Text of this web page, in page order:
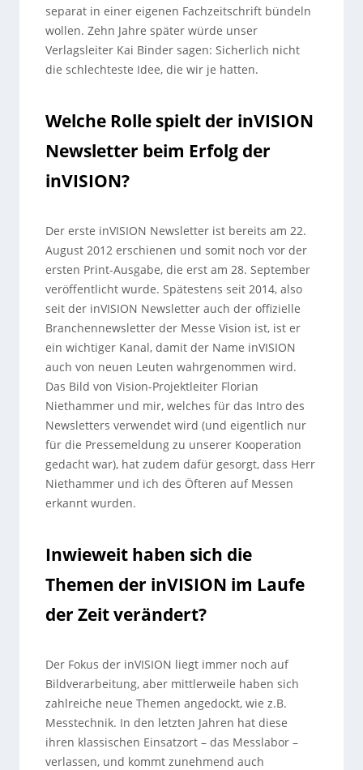
separat in einer eigenen Fachzeitschrift bündeln
wollen. Zehn Jahre später würde unser
Verlagsleiter Kai Binder sagen: Sicherlich nicht
die schlechteste Idee, die wir je hatten.
Welche Rolle spielt der inVISION
Newsletter beim Erfolg der
inVISION?
Der erste inVISION Newsletter ist bereits am 22.
August 2012 erschienen und somit noch vor der
ersten Print-Ausgabe, die erst am 28. September
veröffentlicht wurde. Spätestens seit 2014, also
seit der inVISION Newsletter auch der offizielle
Branchennewsletter der Messe Vision ist, ist er
ein wichtiger Kanal, damit der Name inVISION
auch von neuen Leuten wahrgenommen wird.
Das Bild von Vision-Projektleiter Florian
Niethammer und mir, welches für das Intro des
Newsletters verwendet wird (und eigentlich nur
für die Pressemeldung zu unserer Kooperation
gedacht war), hat zudem dafür gesorgt, dass Herr
Niethammer und ich des Öfteren auf Messen
erkannt wurden.
Inwieweit haben sich die
Themen der inVISION im Laufe
der Zeit verändert?
Der Fokus der inVISION liegt immer noch auf
Bildverarbeitung, aber mittlerweile haben sich
zahlreiche neue Themen angedockt, wie z.B.
Messtechnik. In den letzten Jahren hat diese
ihren klassischen Einsatzort – das Messlabor –
verlassen, und kommt zunehmend auch